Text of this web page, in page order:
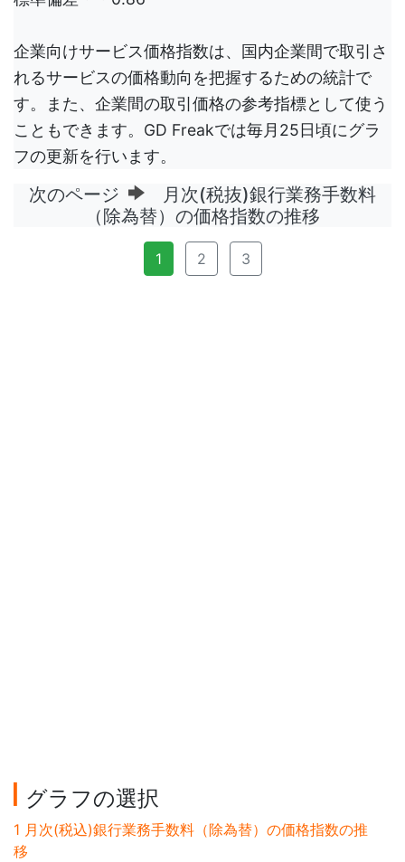
企業向けサービス価格指数は、国内企業間で取引さ
れるサービスの価格動向を把握するための統計で
す。また、企業間の取引価格の参考指標として使う
こともできます。GD Freakでは毎月25日頃にグラ
フの更新を行います。
次のページ
月次(税抜)銀行業務手数料
（除為替）の価格指数の推移
1 2 3
グラフの選択
1 月次(税込)銀行業務手数料（除為替）の価格指数の推
移